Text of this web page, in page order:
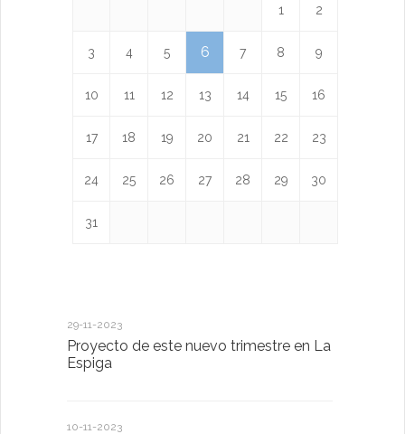
1 2
3 4 5 6 7 8 9
10 11 12 13 14 15 16
17 18 19 20 21 22 23
24 25 26 27 28 29 30
31
29-11-2023
Proyecto de este nuevo trimestre en La
Espiga
10-11-2023